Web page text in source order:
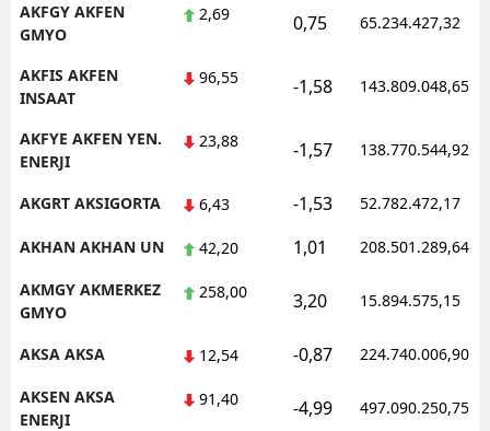
AKFGY AKFEN
GMYO
2,69 0,75 65.234.427,32
AKFIS AKFEN
INSAAT
96,55 -1,58 143.809.048,65
AKFYE AKFEN YEN.
ENERJI
23,88 -1,57 138.770.544,92
AKGRT AKSIGORTA 6,43 -1,53 52.782.472,17
AKHAN AKHAN UN 42,20 1,01 208.501.289,64
AKMGY AKMERKEZ
GMYO
258,00 3,20 15.894.575,15
AKSA AKSA 12,54 -0,87 224.740.006,90
AKSEN AKSA
ENERJI
91,40 -4,99 497.090.250,75